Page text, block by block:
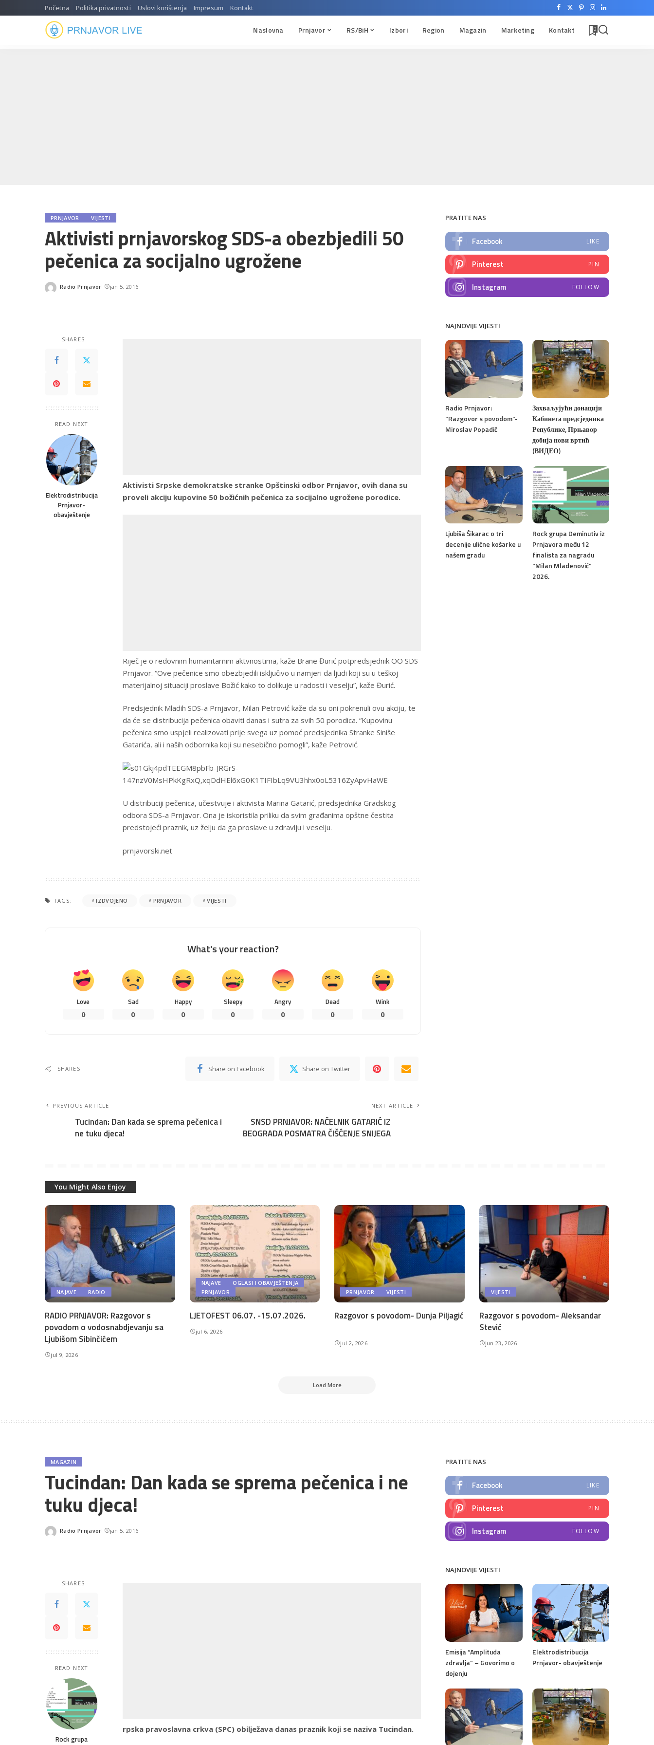
Početna Politika privatnosti Uslovi korištenja Impresum Kontakt
Naslovna Prnjavor RS/BiH Izbori Region Magazin Marketing Kontakt 0
PRNJAVOR VIJESTI
Aktivisti prnjavorskog SDS-a obezbjedili 50
pečenica za socijalno ugrožene
Posted
Radio Prnjavor jan 5, 2016
SHARES
READ NEXT
Elektrodistribucija
Prnjavor-
obavještenje
Aktivisti Srpske demokratske stranke Opštinski odbor Prnjavor, ovih dana su
proveli akciju kupovine 50 božićnih pečenica za socijalno ugrožene porodice.
Riječ je o redovnim humanitarnim aktvnostima, kaže Brane Đurić potpredsjednik OO SDS
Prnjavor. “Ove pečenice smo obezbjedili isključivo u namjeri da ljudi koji su u teškoj
materijalnoj situaciji proslave Božić kako to dolikuje u radosti i veselju”, kaže Đurić.
Predsjednik Mladih SDS-a Prnjavor, Milan Petrović kaže da su oni pokrenuli ovu akciju, te
da će se distribucija pečenica obaviti danas i sutra za svih 50 porodica. “Kupovinu
pečenica smo uspjeli realizovati prije svega uz pomoć predsjednika Stranke Siniše
Gatarića, ali i naših odbornika koji su nesebično pomogli”, kaže Petrović.
U distribuciji pečenica, učestvuje i aktivista Marina Gatarić, predsjednika Gradskog
odbora SDS-a Prnjavor. Ona je iskoristila priliku da svim građanima opštne čestita
predstojeći praznik, uz želju da ga proslave u zdravlju i veselju.
prnjavorski.net
TAGS: IZDVOJENO PRNJAVOR VIJESTI
What's your reaction?
Love
0
Sad
0
Happy
0
Sleepy
0
Angry
0
Dead
0
Wink
0
SHARES Share on Facebook Share on Twitter
PREVIOUS ARTICLE
Tucindan: Dan kada se sprema pečenica i
ne tuku djeca!
NEXT ARTICLE
SNSD PRNJAVOR: NAČELNIK GATARIĆ IZ
BEOGRADA POSMATRA ČIŠĆENJE SNIJEGA
PRATITE NAS
Facebook LIKE
Pinterest PIN
Instagram FOLLOW
NAJNOVIJE VIJESTI
Radio Prnjavor:
“Razgovor s povodom”-
Miroslav Popadić
Захваљујући донацији
Кабинета предсједника
Републике, Прњавор
добија нови вртић
(ВИДЕО)
Ljubiša Šikarac o tri
decenije ulične košarke u
našem gradu
Rock grupa Deminutiv iz
Prnjavora među 12
finalista za nagradu
“Milan Mladenović”
2026.
You Might Also Enjoy
NAJAVE RADIO
RADIO PRNJAVOR: Razgovor s
povodom o vodosnabdjevanju sa
Ljubišom Sibinčićem
jul 9, 2026
NAJAVE
OGLASI I OBAVJEŠTENJA
PRNJAVOR
LJETOFEST 06.07. -15.07.2026.
jul 6, 2026
PRNJAVOR VIJESTI
Razgovor s povodom- Dunja Piljagić
jul 2, 2026
VIJESTI
Razgovor s povodom- Aleksandar
Stević
jun 23, 2026
Load More
MAGAZIN
Tucindan: Dan kada se sprema pečenica i ne
tuku djeca!
Posted
Radio Prnjavor jan 5, 2016
SHARES
READ NEXT
Rock grupa
rpska pravoslavna crkva (SPC) obilježava danas praznik koji se naziva Tucindan.
PRATITE NAS
Facebook LIKE
Pinterest PIN
Instagram FOLLOW
NAJNOVIJE VIJESTI
Emisija “Amplituda
zdravlja” – Govorimo o
dojenju
Elektrodistribucija
Prnjavor- obavještenje